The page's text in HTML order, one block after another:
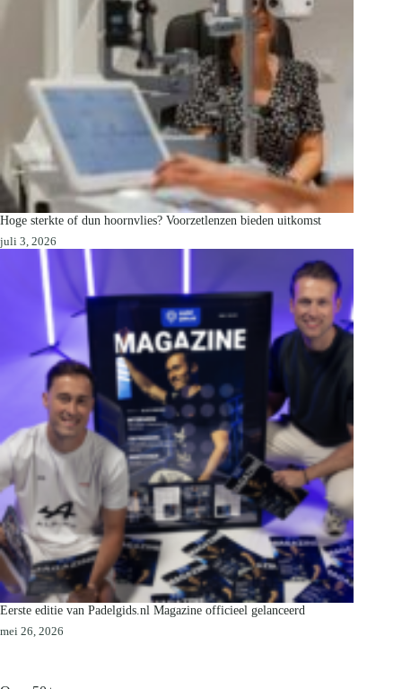
Hoge sterkte of dun hoornvlies? Voorzetlenzen bieden uitkomst
juli 3, 2026
Eerste editie van Padelgids.nl Magazine officieel gelanceerd
mei 26, 2026